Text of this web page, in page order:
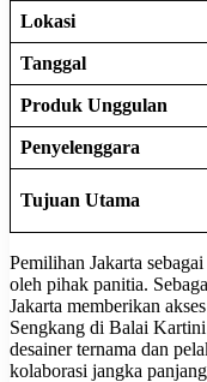
Lokasi
Tanggal
Produk Unggulan
Penyelenggara
Tujuan Utama
Pemilihan Jakarta
oleh pihak panitia.
Jakarta memberikan
Sengkang di Balai
desainer ternama dan
kolaborasi jangka